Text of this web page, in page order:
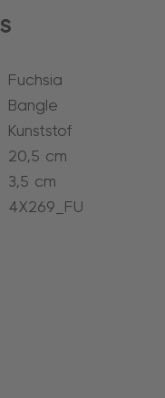
Fuchsia
Bangle
Kunststof
20,5 cm
3,5 cm
4X269_FU